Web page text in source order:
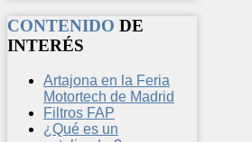
CONTENIDO DE
INTERÉS
Artajona en la Feria
Motortech de Madrid
Filtros FAP
¿Qué es un